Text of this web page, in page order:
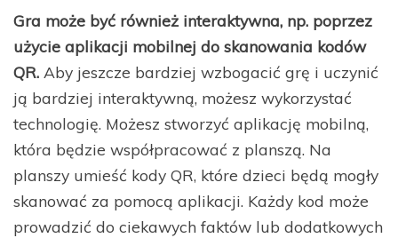
Gra może być również interaktywna, np. poprzez
użycie aplikacji mobilnej do skanowania kodów
QR. Aby jeszcze bardziej wzbogacić grę i uczynić
ją bardziej interaktywną, możesz wykorzystać
technologię. Możesz stworzyć aplikację mobilną,
która będzie współpracować z planszą. Na
planszy umieść kody QR, które dzieci będą mogły
skanować za pomocą aplikacji. Każdy kod może
prowadzić do ciekawych faktów lub dodatkowych